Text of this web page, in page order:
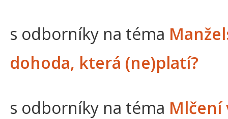
s odborníky na téma
dohoda, která (ne)platí?
s odborníky na téma Mlčení